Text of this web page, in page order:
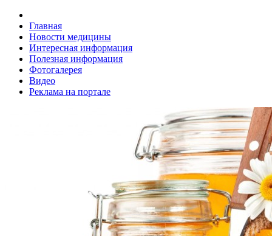
Главная
Новости медицины
Интересная информация
Полезная информация
Фотогалерея
Видео
Реклама на портале